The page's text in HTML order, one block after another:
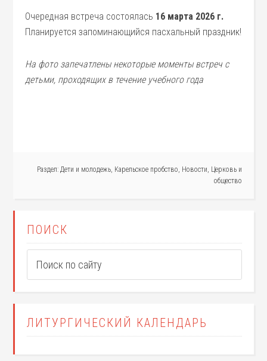
Очередная встреча состоялась 16 марта 2026 г.
Планируется запоминающийся пасхальный праздник!
На фото запечатлены некоторые моменты встреч с
детьми, проходящих в течение учебного года
Раздел: Дети и молодежь, Карельское пробство, Новости, Церковь и
общество
ПОИСК
ЛИТУРГИЧЕСКИЙ КАЛЕНДАРЬ